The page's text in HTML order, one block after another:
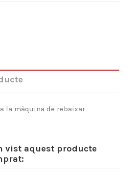
la màquina de rebaixar
vist aquest producte